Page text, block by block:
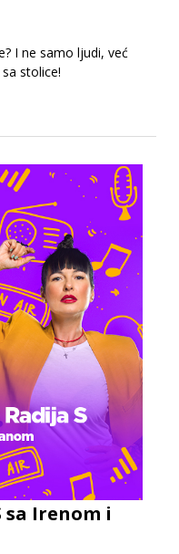
I ne samo ljudi, već
stolice!
sa Irenom i